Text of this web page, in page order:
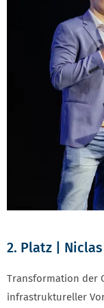
2. Platz |
Transformation der
infrastruktureller